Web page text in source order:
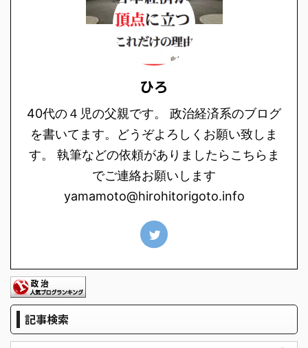
ひろ
40代の４児の父親です。 政治経済系のブログ
を書いてます。どうぞよろしくお願い致しま
す。 執筆などの依頼がありましたらこちらま
でご連絡お願いします
yamamoto@hirohitorigoto.info
記事検索